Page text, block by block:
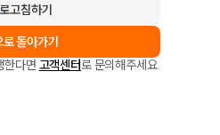
고침하기
로 돌아가기
한다면 고객센터로 문의해주세요.